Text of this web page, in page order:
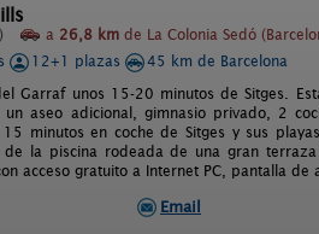
a 26,8 km de La Colonia Sedó
12+1 plazas
45 km de Barcelona
Garraf unos 15-20 minutos de Sitges.
aseo adicional, gimnasio privado, 2
minutos en coche de Sitges y sus
de la piscina rodeada de una gran
acceso gratuito a Internet PC, pantalla de
Email